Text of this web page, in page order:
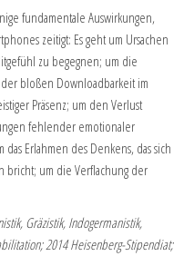
fundamentale Auswirkungen,
zeitigt: Es geht um Ursachen
zu begegnen; um die
bloßen Downloadbarkeit im
Präsenz; um den Verlust
fehlender emotionaler
Erlahmen des Denkens, das sich
bricht; um die Verflachung der
Gräzistik, Indogermanistik,
2014 Heisenberg-Stipendiat;